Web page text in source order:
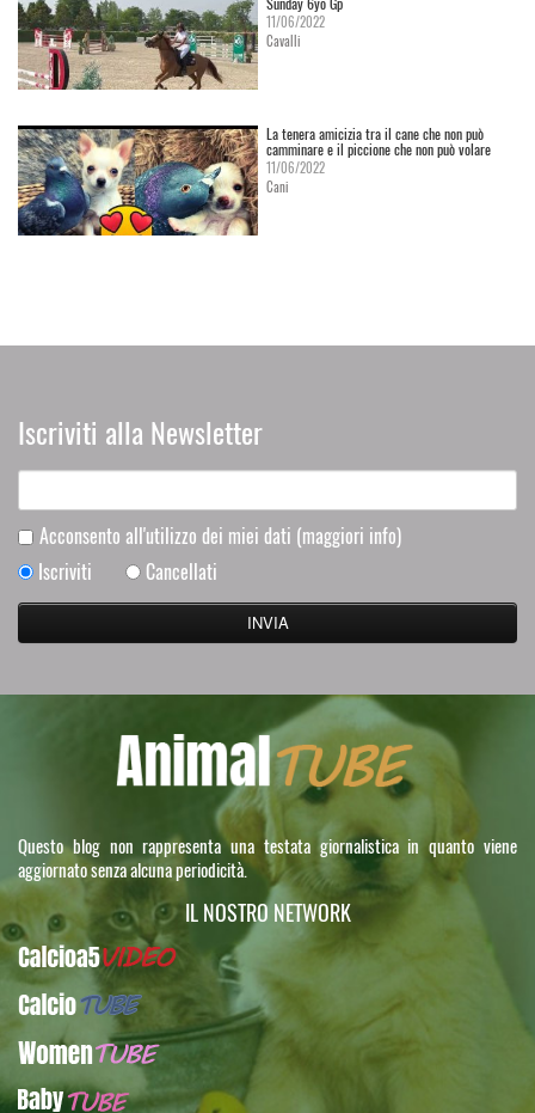
11/06/2022
Cavalli
La tenera amicizia tra il cane che non può
camminare e il piccione che non può volare
11/06/2022
Cani
Iscriviti alla Newsletter
Acconsento all'utilizzo dei miei dati (maggiori info)
Iscriviti
Cancellati
Questo blog non rappresenta una testata giornalistica in quanto viene
aggiornato senza alcuna periodicità.
IL NOSTRO NETWORK
Calcioa5Video
CalcioTUBE
WomenTUBE
BabyTUBE